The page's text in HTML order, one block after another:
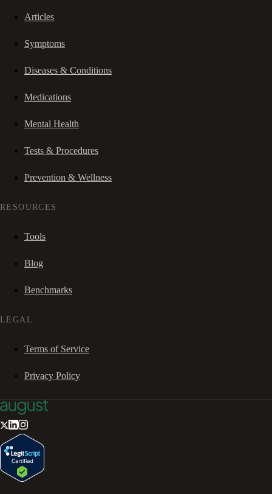
Articles
Symptoms
Diseases & Conditions
Medications
Mental Health
Tests & Procedures
Prevention & Wellness
RESOURCES
Tools
Blog
Benchmarks
LEGAL
Terms of Service
Privacy Policy